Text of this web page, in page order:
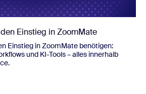
Einstieg in ZoomMate
Einstieg in ZoomMate benötigen:
und KI-Tools – alles innerhalb